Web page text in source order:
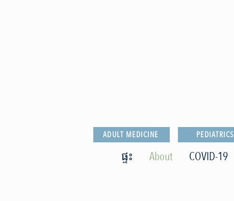
ADULT MEDICINE PEDIATRICS
ផ្ទះ About COVID​-19